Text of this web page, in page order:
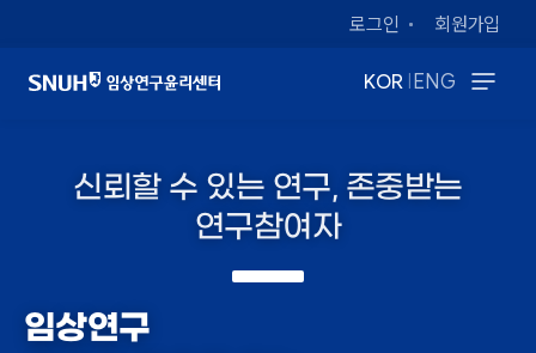
로그인 회원가입
KOR | ENG
신뢰할 수 있는 연구, 존중받는
연구참여자
임상연구